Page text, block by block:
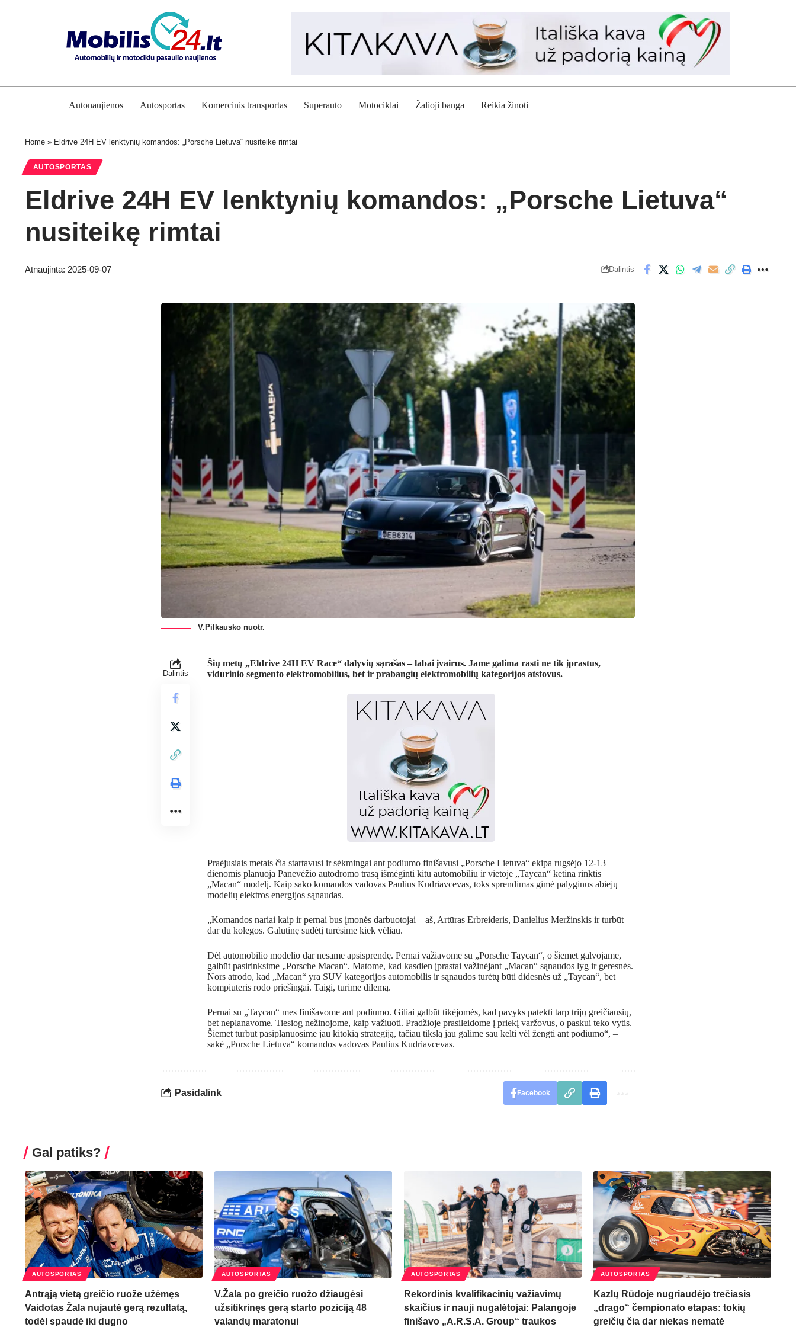
Autonaujienos Autosportas Komercinis transportas Superauto Motociklai Žalioji banga Reikia žinoti
Home » Eldrive 24H EV lenktynių komandos: „Porsche Lietuva“ nusiteikę rimtai
AUTOSPORTAS
Eldrive 24H EV lenktynių komandos: „Porsche Lietuva“
nusiteikę rimtai
Atnaujinta: 2025-09-07 Dalintis
V.Pilkausko nuotr.
Dalintis
Šių metų „Eldrive 24H EV Race“ dalyvių sąrašas – labai įvairus. Jame galima rasti ne tik įprastus,
vidurinio segmento elektromobilius, bet ir prabangių elektromobilių kategorijos atstovus.
Praėjusiais metais čia startavusi ir sėkmingai ant podiumo finišavusi „Porsche Lietuva“ ekipa rugsėjo 12-13
dienomis planuoja Panevėžio autodromo trasą išmėginti kitu automobiliu ir vietoje „Taycan“ ketina rinktis
„Macan“ modelį. Kaip sako komandos vadovas Paulius Kudriavcevas, toks sprendimas gimė palyginus abiejų
modelių elektros energijos sąnaudas.
„Komandos nariai kaip ir pernai bus įmonės darbuotojai – aš, Artūras Erbreideris, Danielius Meržinskis ir turbūt
dar du kolegos. Galutinę sudėtį turėsime kiek vėliau.
Dėl automobilio modelio dar nesame apsisprendę. Pernai važiavome su „Porsche Taycan“, o šiemet galvojame,
galbūt pasirinksime „Porsche Macan“. Matome, kad kasdien įprastai važinėjant „Macan“ sąnaudos lyg ir geresnės.
Nors atrodo, kad „Macan“ yra SUV kategorijos automobilis ir sąnaudos turėtų būti didesnės už „Taycan“, bet
kompiuteris rodo priešingai. Taigi, turime dilemą.
Pernai su „Taycan“ mes finišavome ant podiumo. Giliai galbūt tikėjomės, kad pavyks patekti tarp trijų greičiausių,
bet neplanavome. Tiesiog nežinojome, kaip važiuoti. Pradžioje prasileidome į priekį varžovus, o paskui teko vytis.
Šiemet turbūt pasiplanuosime jau kitokią strategiją, tačiau tikslą jau galime sau kelti vėl žengti ant podiumo“, –
sakė „Porsche Lietuva“ komandos vadovas Paulius Kudriavcevas.
Pasidalink Facebook
Gal patiks?
AUTOSPORTAS
Antrąją vietą greičio ruože užėmęs
Vaidotas Žala nujautė gerą rezultatą,
todėl spaudė iki dugno
AUTOSPORTAS
V.Žala po greičio ruožo džiaugėsi
užsitikrinęs gerą starto poziciją 48
valandų maratonui
AUTOSPORTAS
Rekordinis kvalifikacinių važiavimų
skaičius ir nauji nugalėtojai: Palangoje
finišavo „A.R.S.A. Group“ traukos
AUTOSPORTAS
Kazlų Rūdoje nugriaudėjo trečiasis
„drago“ čempionato etapas: tokių
greičių čia dar niekas nematė